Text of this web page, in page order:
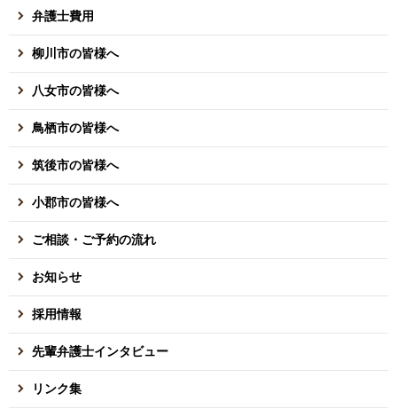
弁護士費用
柳川市の皆様へ
八女市の皆様へ
鳥栖市の皆様へ
筑後市の皆様へ
小郡市の皆様へ
ご相談・ご予約の流れ
お知らせ
採用情報
先輩弁護士インタビュー
リンク集